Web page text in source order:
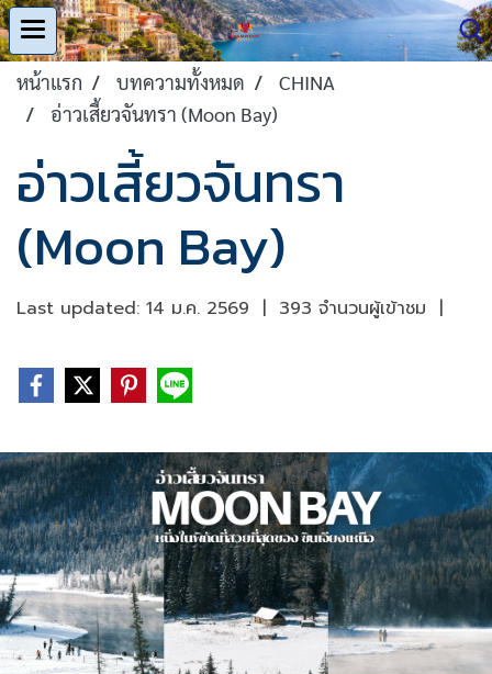
หน้าแรก บทความทั้งหมด
CHINA
อ่าวเสี้ยวจันทรา (Moon Bay)
อ่าวเสี้ยวจันทรา
(Moon Bay)
Last updated: 14 ม.ค. 2569 | 393 จำนวนผู้เข้าชม |